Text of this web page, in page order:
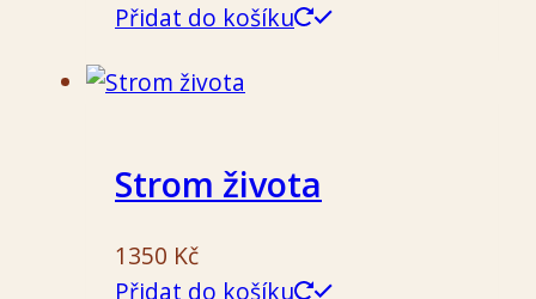
Přidat do košíku
Strom života
1350 Kč
Přidat do košíku